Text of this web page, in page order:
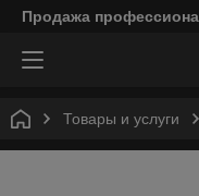
Продажа
Товары и услуги